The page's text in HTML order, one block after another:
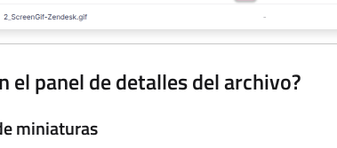
el panel de detalles del archivo?
miniaturas